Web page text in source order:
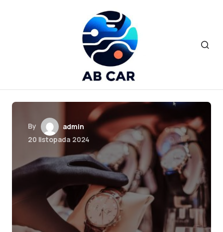
By
admin
20 listopada 2024